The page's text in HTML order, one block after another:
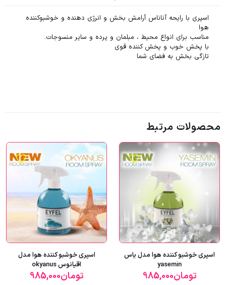
اسپری با رایحه آناناس آرامش بخش و انرژی دهنده و خوشبوکننده
هوا
مناسب برای انواع محیط ، مبلمان و پرده و سایر منسوجات.
با پخش خوب و پخش کننده قوی
تازگی بخش به فضای شما
محصولات مرتبط
اسپری خوشبو کننده هوا مدل یاس
yasemin
تومان985,000
اسپری خوشبو کننده هوا مدل
اقیانوس okyanus
تومان985,000